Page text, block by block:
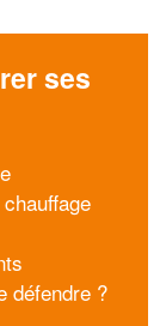
ses
défendre ?